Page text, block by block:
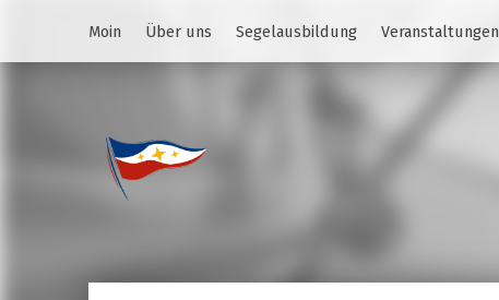
Moin
Über uns Segelausbildung Veranstaltungen
Jugend des YCS